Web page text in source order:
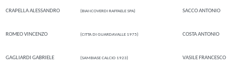
CRAPELLA ALESSANDRO (BIANCOVERDI RAFFAELE SPA) SACCO ANTONIO
ROMEO VINCENZO (CITTA DI GUARDAVALLE 1975) COSTA ANTONIO
GAGLIARDI GABRIELE (SAMBIASE CALCIO 1923) VASILE FRANCESCO